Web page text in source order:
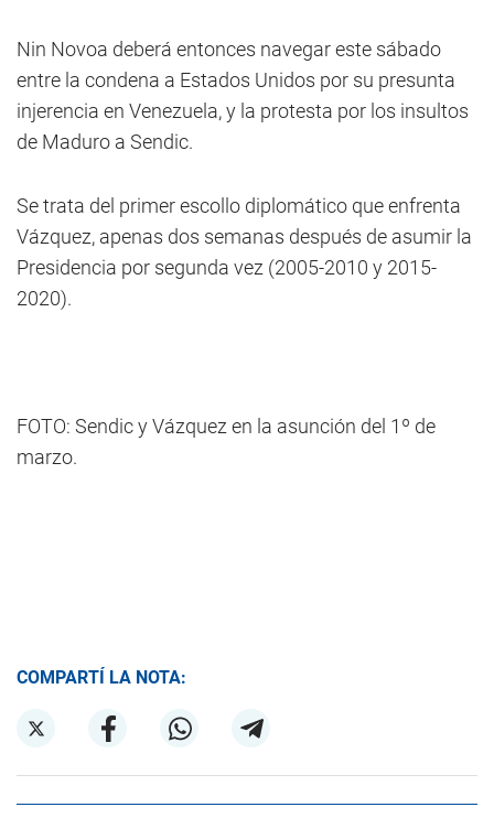
Nin Novoa deberá entonces navegar este sábado
entre la condena a Estados Unidos por su presunta
injerencia en Venezuela, y la protesta por los insultos
de Maduro a Sendic.
Se trata del primer escollo diplomático que enfrenta
Vázquez, apenas dos semanas después de asumir la
Presidencia por segunda vez (2005-2010 y 2015-
2020).
FOTO: Sendic y Vázquez en la asunción del 1º de
marzo.
COMPARTÍ LA NOTA: